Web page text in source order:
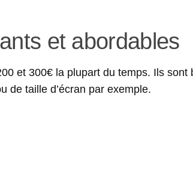
et abordables
et 300€ la plupart du temps. Ils sont
de taille d’écran par exemple.